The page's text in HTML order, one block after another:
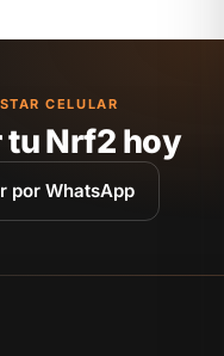
CELULAR
tu Nrf2 hoy
por WhatsApp